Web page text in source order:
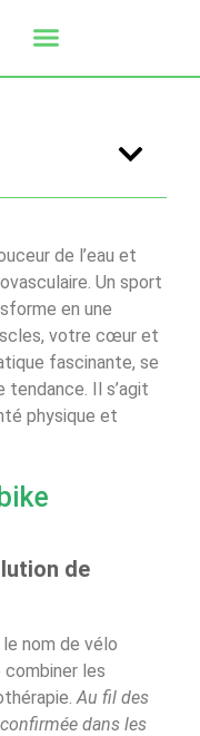
de l’eau et
Un sport
en une
votre cœur et
fascinante, se
tendance. Il s’agit
physique et
de
le nom de vélo
les
Au fil des
dans les